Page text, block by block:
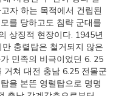
자 하는 목적에서 건립된
를 당하고도 침략 군대를
상징적 현장이다. 1945년
충렬탑은 철거되지 않은
민족의 비극이었던 6. 25
쳐 대전 충남 6.25 전몰군
을 본뜬 영렬탑으로 명명